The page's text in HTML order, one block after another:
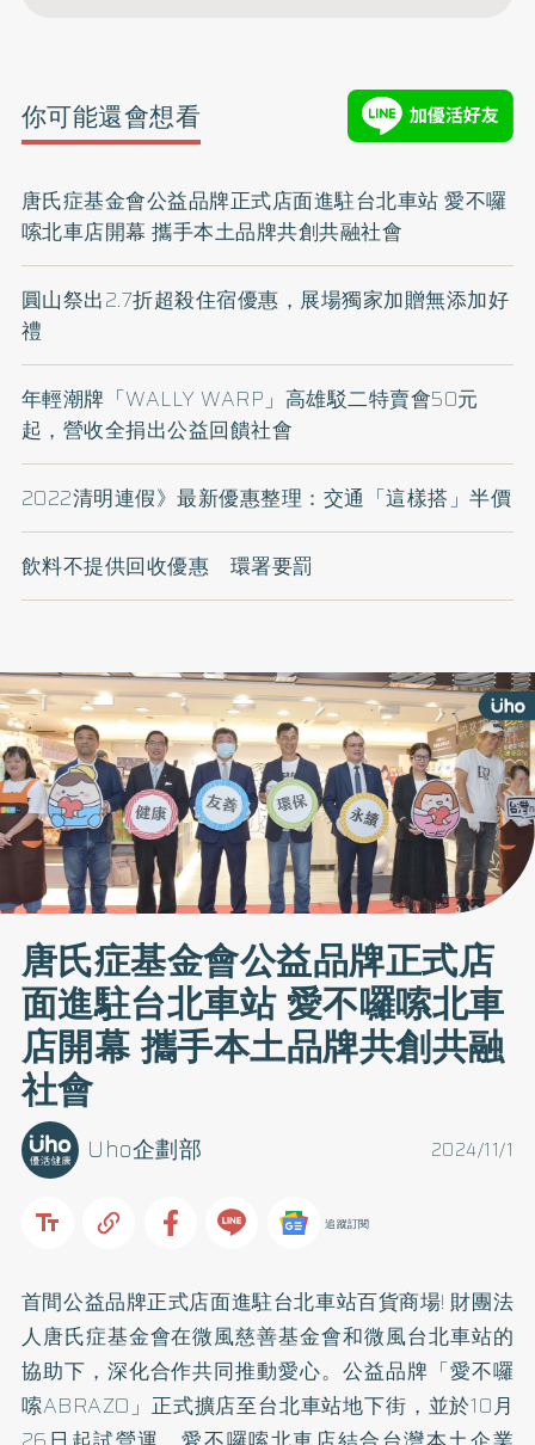
你可能還會想看
唐氏症基金會公益品牌正式店面進駐台北車站 愛不囉
嗦北車店開幕 攜手本土品牌共創共融社會
圓山祭出2.7折超殺住宿優惠，展場獨家加贈無添加好
禮
年輕潮牌「WALLY WARP」高雄駁二特賣會50元
起，營收全捐出公益回饋社會
2022清明連假》最新優惠整理：交通「這樣搭」半價
飲料不提供回收優惠 環署要罰
唐氏症基金會公益品牌正式店
面進駐台北車站 愛不囉嗦北車
店開幕 攜手本土品牌共創共融
社會
2024/11/1
Uho企劃部
追蹤訂閱
首間公益品牌正式店面進駐台北車站百貨商場! 財團法
人唐氏症基金會在微風慈善基金會和微風台北車站的
協助下，深化合作共同推動愛心。公益品牌「愛不囉
嗦ABRAZO」正式擴店至台北車站地下街，並於10月